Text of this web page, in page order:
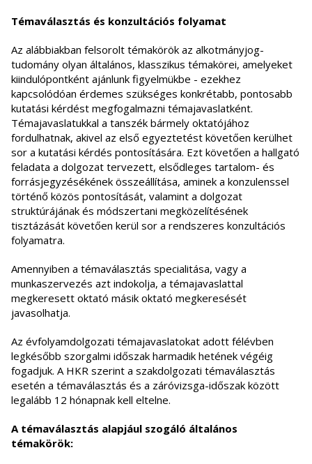
Témaválasztás és konzultációs folyamat
Az alábbiakban felsorolt témakörök az alkotmányjog-
tudomány olyan általános, klasszikus témakörei, amelyeket
kiindulópontként ajánlunk figyelmükbe - ezekhez
kapcsolódóan érdemes szükséges konkrétabb, pontosabb
kutatási kérdést megfogalmazni témajavaslatként.
Témajavaslatukkal a tanszék bármely oktatójához
fordulhatnak, akivel az első egyeztetést követően kerülhet
sor a kutatási kérdés pontosítására. Ezt követően a hallgató
feladata a dolgozat tervezett, elsődleges tartalom- és
forrásjegyzésékének összeállítása, aminek a konzulenssel
történő közös pontosítását, valamint a dolgozat
struktúrájának és módszertani megközelítésének
tisztázását követően kerül sor a rendszeres konzultációs
folyamatra.
Amennyiben a témaválasztás specialitása, vagy a
munkaszervezés azt indokolja, a témajavaslattal
megkeresett oktató másik oktató megkeresését
javasolhatja.
Az évfolyamdolgozati témajavaslatokat adott félévben
legkésőbb szorgalmi időszak harmadik hetének végéig
fogadjuk. A HKR szerint a szakdolgozati témaválasztás
esetén a témaválasztás és a záróvizsga-időszak között
legalább 12 hónapnak kell eltelne.
A témaválasztás alapjául szogáló általános
témakörök: